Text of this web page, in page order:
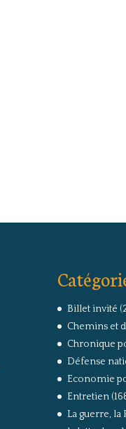
Billet invité
Chemins et
Chronique
Défense
Economie
Entretien
La guerre, la